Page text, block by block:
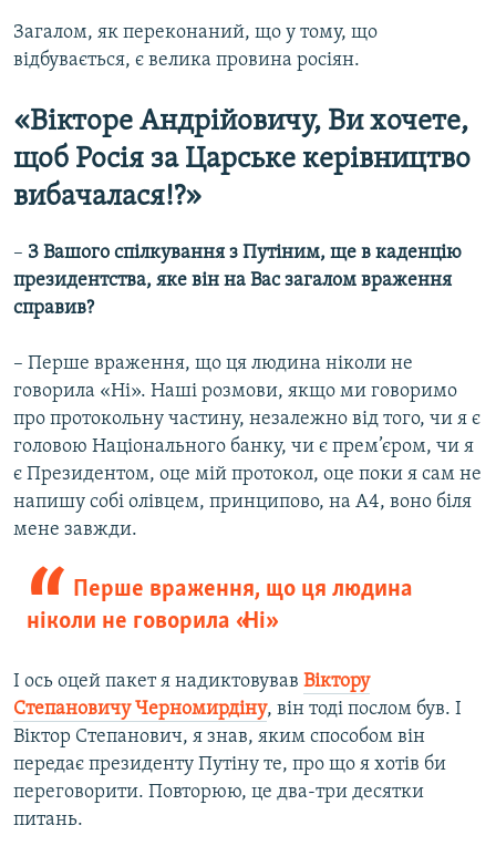
Загалом, як переконаний, що у тому, що
відбувається, є велика провина росіян.​
«Вікторе Андрійовичу, Ви хочете,
щоб Росія за Царське керівництво
вибачалася!?»
– З Вашого спілкування з Путіним, ще в каденцію
президентства, яке він на Вас загалом враження
справив?
– Перше враження, що ця людина ніколи не
говорила «Ні». Наші розмови, якщо ми говоримо
про протокольну частину, незалежно від того, чи я є
головою Національного банку, чи є прем’єром, чи я
є Президентом, оце мій протокол, оце поки я сам не
напишу собі олівцем, принципово, на А4, воно біля
мене завжди.
Перше враження, що ця людина
ніколи не говорила «Ні»
І ось оцей пакет я надиктовував Віктору
Степановичу Черномирдіну, він тоді послом був. І
Віктор Степанович, я знав, яким способом він
передає президенту Путіну те, про що я хотів би
переговорити. Повторюю, це два-три десятки
питань.